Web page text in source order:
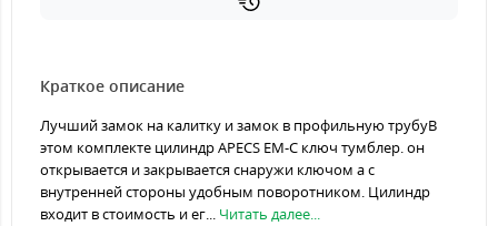
Краткое описание
Лучший замок на калитку и замок в профильную трубуВ
этом комплекте цилиндр APECS EM-C ключ тумблер. он
открывается и закрывается снаружи ключом а с
внутренней стороны удобным поворотником. Цилиндр
входит в стоимость и ег... Читать далее...